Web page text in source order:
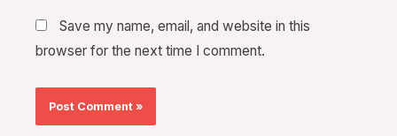
Save my name, email, and website in this
browser for the next time I comment.